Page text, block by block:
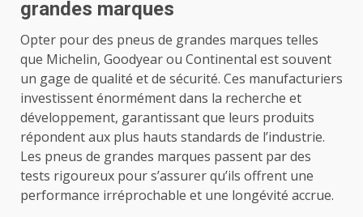
grandes marques
Opter pour des pneus de grandes marques telles
que Michelin, Goodyear ou Continental est souvent
un gage de qualité et de sécurité. Ces manufacturiers
investissent énormément dans la recherche et
développement, garantissant que leurs produits
répondent aux plus hauts standards de l’industrie.
Les pneus de grandes marques passent par des
tests rigoureux pour s’assurer qu’ils offrent une
performance irréprochable et une longévité accrue.